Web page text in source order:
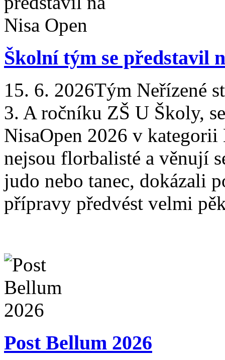
Školní tým se představil
15. 6. 2026Tým Neřízené
3. A ročníku ZŠ U Školy,
NisaOpen 2026 v kategorii
nejsou florbalisté a věnují
judo nebo tanec, dokázali
přípravy předvést velmi
Post Bellum 2026